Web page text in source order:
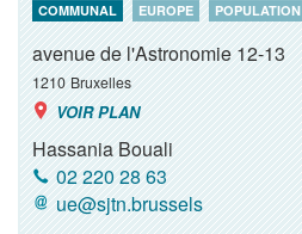
COMMUNAL EUROPE POPULATION
avenue de l'Astronomie 12-13
1210 Bruxelles
VOIR PLAN
Hassania Bouali
02 220 28 63
ue@sjtn.brussels